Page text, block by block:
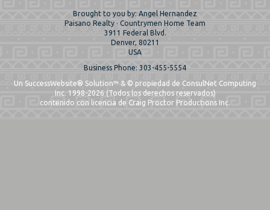
Brought to you by: Angel Hernandez
Paisano Realty · Countrymen Home Team
3911 Federal Blvd.
Denver, 80211
USA
Business Phone: 303-455-5554
Un SuccessWebsite® Solution™ & © propiedad de ConsulNet Computing
Inc. 1998-2026 (Todos los derechos reservados)
contenido con licencia de Craig Proctor Productions Inc.